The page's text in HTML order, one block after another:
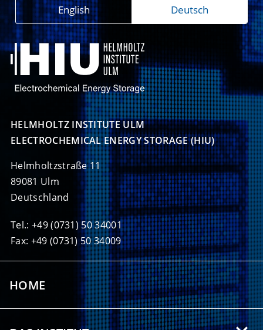
HELMHOLTZ INSTITUTE ULM
ELECTROCHEMICAL ENERGY STORAGE (HIU)
Helmholtzstraße 11
89081 Ulm
Deutschland
Tel.: +49 (0731) 50 34001
Fax: +49 (0731) 50 34009
English Deutsch
HOME